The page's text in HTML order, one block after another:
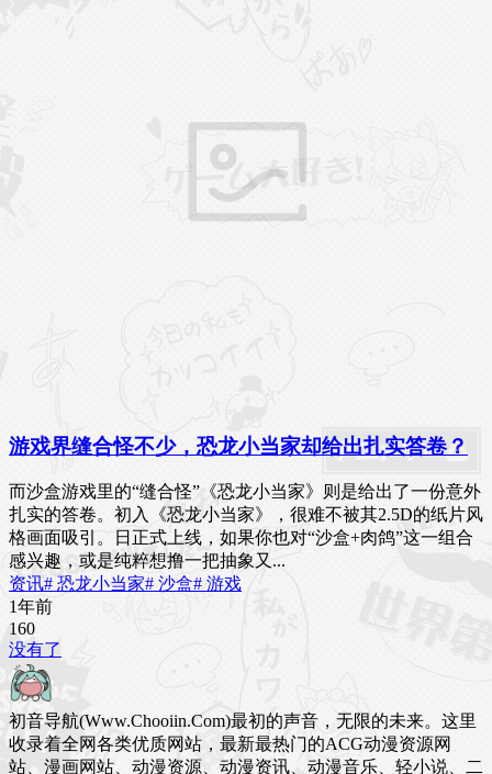
游戏界缝合怪不少，恐龙小当家却给出扎实答卷？
而沙盒游戏里的“缝合怪”《恐龙小当家》则是给出了一份意外
扎实的答卷。初入《恐龙小当家》，很难不被其2.5D的纸片风
格画面吸引。日正式上线，如果你也对“沙盒+肉鸽”这一组合
感兴趣，或是纯粹想撸一把抽象又...
资讯# 恐龙小当家# 沙盒# 游戏
1年前
160
没有了
初音导航(Www.Chooiin.Com)最初的声音，无限的未来。这里
收录着全网各类优质网站，最新最热门的ACG动漫资源网
站、漫画网站、动漫资源、动漫资讯、动漫音乐、轻小说、二